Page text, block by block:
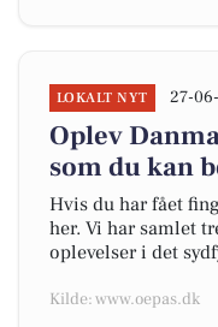
LOKALT NYT 27-
Oplev
som du kan
Hvis du har fået
her. Vi har samlet
oplevelser i det
Kilde: www.oepas.dk